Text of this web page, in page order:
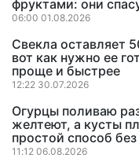
фруктами: они
06:00 01.08.2026
Свекла оставляет
вот как нужно ее
проще и быстрее
12:22 30.07.2026
Огурцы поливаю
желтеют, а кусты
простой способ
11:12 06.08.2026